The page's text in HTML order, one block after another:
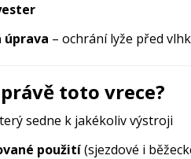
úprava – ochrání lyže před
toto vrece?
sedne k jakékoliv výstroji
použití(sjezdové i